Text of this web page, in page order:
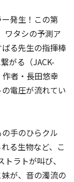
発生！この第
ワタシの予測ア
る先生の指揮棒
がる（JACK-
者・長田悠幸
電圧が流れてい
手のひらクル
る生物など、こ
ラトが叫び、
が、音の濁流の